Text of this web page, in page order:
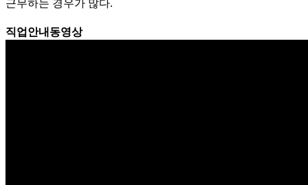
근무하는 경우가 많다.
직업안내동영상